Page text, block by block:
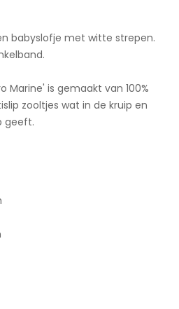
babyslofje met witte strepen.
Marine' is gemaakt van 100%
zooltjes wat in de kruip en
geeft.